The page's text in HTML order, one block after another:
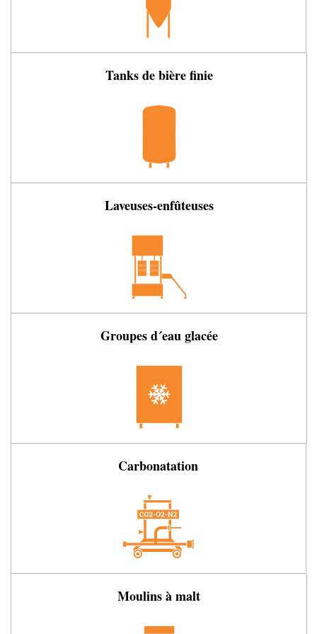
Tanks de bière finie
Laveuses-enfûteuses
Groupes d´eau glacée
Carbonatation
Moulins à malt